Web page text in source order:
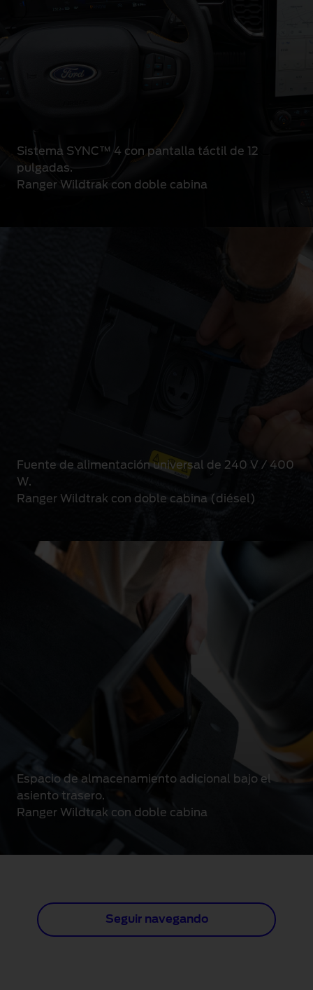
Sistema SYNC™ 4 con pantalla táctil de 12
pulgadas.
Ranger Wildtrak con doble cabina
Fuente de alimentación universal de 240 V / 400
W.
Ranger Wildtrak con doble cabina (diésel)
Espacio de almacenamiento adicional bajo el
asiento trasero.
Ranger Wildtrak con doble cabina
Seguir navegando